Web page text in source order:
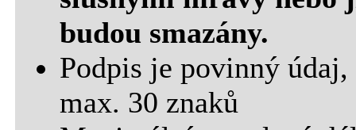
budou smazány.
Podpis je povinný
max. 30 znaků